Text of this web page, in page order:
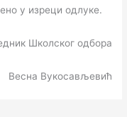
у изреци одлуке.
Школског одбора
Весна Вукосављевић